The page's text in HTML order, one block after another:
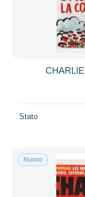
Stato
Nuovo